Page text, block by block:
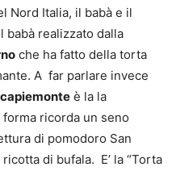
Nord Italia, il babà e il
babà realizzato dalla
che ha fatto della torta
A far parlare invece
è la la
forma ricorda un seno
di pomodoro San
di bufala. E’ la “Torta